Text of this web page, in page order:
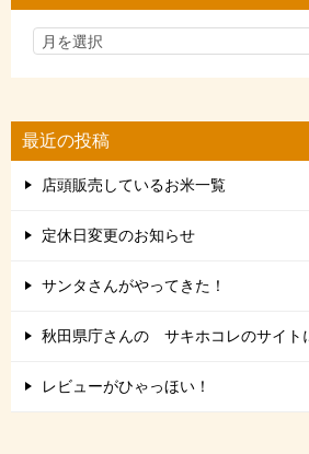
最近の投稿
店頭販売しているお米一覧
定休日変更のお知らせ
サンタさんがやってきた！
秋田県庁さんの サキホコレのサイト
レビューがひゃっほい！